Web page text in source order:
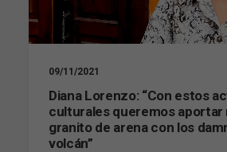
09/11/2021
Diana Lorenzo: “Con estos
culturales queremos
granito de arena con los
volcán”